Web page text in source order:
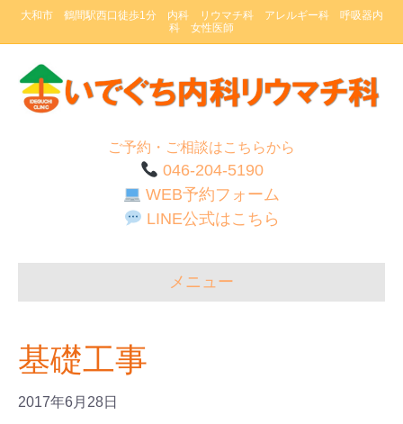
大和市 鶴間駅西口徒歩1分 内科 リウマチ科 アレルギー科 呼吸器内
科 女性医師
ご予約・ご相談はこちらから
046-204-5190
WEB予約フォーム
LINE公式はこちら
メニュー
基礎工事
2017年6月28日